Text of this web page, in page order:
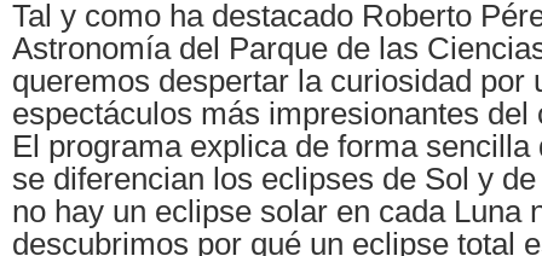
Tal y como ha destacado Roberto
Astronomía del Parque de las
queremos despertar la curiosidad por
espectáculos más impresionantes del
El programa explica de forma sencilla
se diferencian los eclipses de Sol y
no hay un eclipse solar en cada Luna
descubrimos por qué un eclipse total